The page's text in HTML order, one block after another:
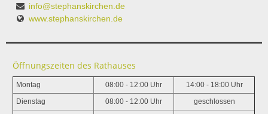
info@stephanskirchen.de
www.stephanskirchen.de
Öffnungszeiten des Rathauses
Montag 08:00 - 12:00 Uhr 14:00 - 18:00 Uhr
Dienstag 08:00 - 12:00 Uhr geschlossen